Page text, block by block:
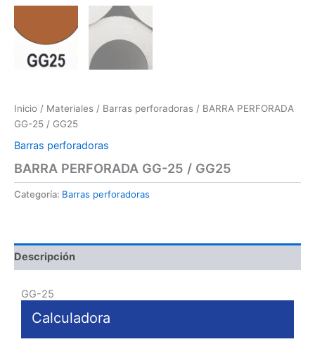
Inicio / Materiales / Barras perforadoras / BARRA PERFORADA
GG-25 / GG25
Barras perforadoras
BARRA PERFORADA GG-25 / GG25
Categoría: Barras perforadoras
Descripción
GG-25
Calculadora